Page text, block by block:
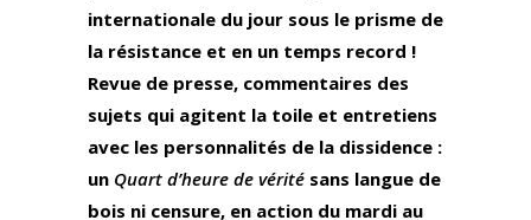
internationale du jour sous le prisme de
la résistance et en un temps record !
Revue de presse, commentaires des
sujets qui agitent la toile et entretiens
avec les personnalités de la dissidence :
un Quart d’heure de vérité sans langue de
bois ni censure, en action du mardi au